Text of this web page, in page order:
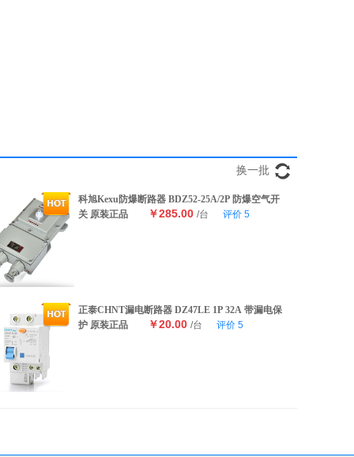
换一批
科旭Kexu防爆断路器 BDZ52-25A/2P 防爆空气开
关 原装正品
￥285.00 /台 评价 5
正泰CHNT漏电断路器 DZ47LE 1P 32A 带漏电保
护 原装正品
￥20.00 /台 评价 5